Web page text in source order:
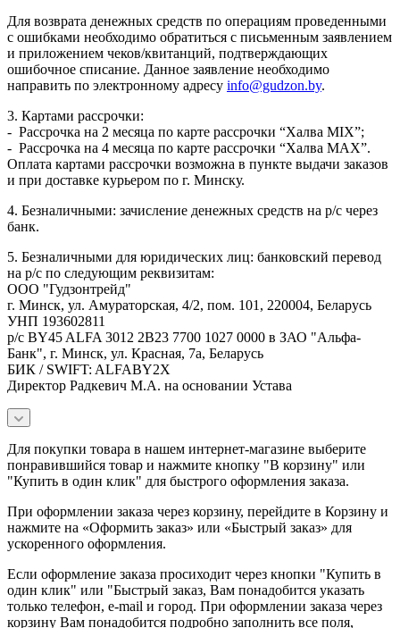
Для возврата денежных средств по операциям проведенными
с ошибками необходимо обратиться с письменным заявлением
и приложением чеков/квитанций, подтверждающих
ошибочное списание. Данное заявление необходимо
направить по электронному адресу info@gudzon.by.
3. Картами рассрочки:
- Рассрочка на 2 месяца по карте рассрочки “Халва MIX”;
- Рассрочка на 4 месяца по карте рассрочки “Халва MAX”.
Оплата картами рассрочки возможна в пункте выдачи заказов
и при доставке курьером по г. Минску.
4. Безналичными: зачисление денежных средств на р/с через
банк.
5. Безналичными для юридических лиц: банковский перевод
на р/с по следующим реквизитам:
ООО "Гудзонтрейд"
г. Минск, ул. Амураторская, 4/2, пом. 101, 220004, Беларусь
УНП 193602811
р/с BY45 ALFA 3012 2B23 7700 1027 0000 в ЗАО "Альфа-
Банк", г. Минск, ул. Красная, 7а, Беларусь
БИК / SWIFT: ALFABY2X
Директор Радкевич М.А. на основании Устава
Для покупки товара в нашем интернет-магазине выберите
понравившийся товар и нажмите кнопку "В корзину" или
"Купить в один клик" для быстрого оформления заказа.
При оформлении заказа через корзину, перейдите в Корзину и
нажмите на «Оформить заказ» или «Быстрый заказ» для
ускоренного оформления.
Если оформление заказа просиходит через кнопки "Купить в
один клик" или "Быстрый заказ, Вам понадобится указать
только телефон, e-mail и город. При оформлении заказа через
корзину Вам понадобится подробно заполнить все поля,